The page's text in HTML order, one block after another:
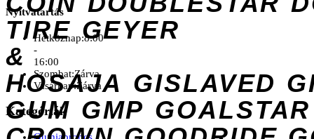
TIRE GEYER
&
HOSAJA GISLAVED
GUM GMP GOALSTAR
Nyitvatartás
Hétköznap:8:00
-
16:00
Szombat:Zárva
Vasárnap:Zárva
Kategóriák
Gumiabroncs